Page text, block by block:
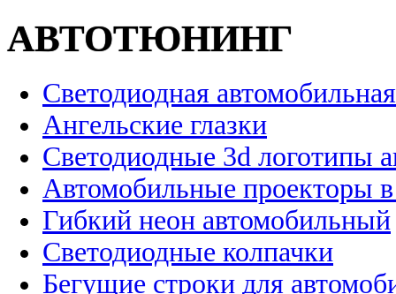
АВТОТЮНИНГ
Светодиодная
Ангельские глазки
Светодиодные 3d логотипы
Автомобильные проекторы
Гибкий неон автомобильный
Светодиодные колпачки
Бегущие строки для